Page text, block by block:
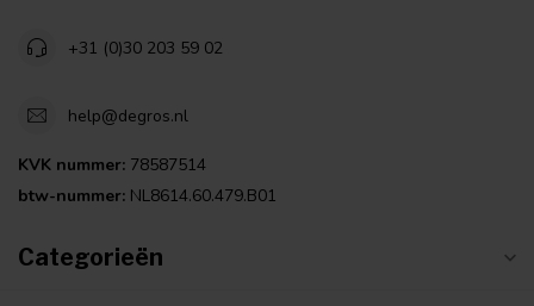
+31 (0)30 203 59 02
help@degros.nl
KVK nummer: 78587514
btw-nummer: NL8614.60.479.B01
Categorieën